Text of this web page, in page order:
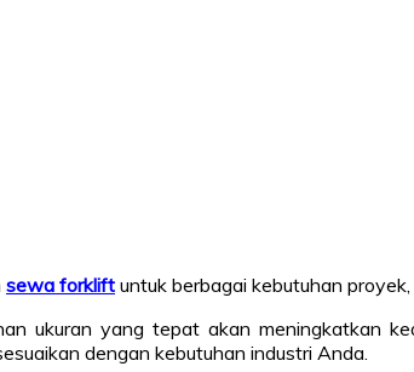
sewa forklift untuk berbagai kebutuhan
ukuran yang tepat akan meningkatkan
dengan kebutuhan industri Anda.